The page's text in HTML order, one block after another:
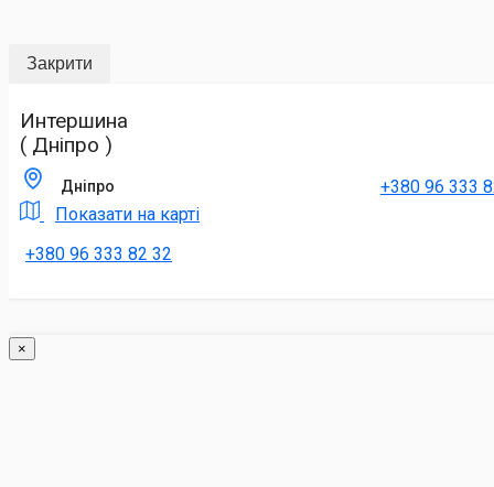
Закрити
Интершина
( Дніпро )
Дніпро
Показати на карті
+380 96 333 82 32
+380 96 333
×